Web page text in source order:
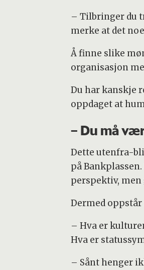
– Tilbringer du
merke at det
Å finne slike
organisasjon
Du har kanskje
oppdaget at
– Du må
Dette utenfra-
på
perspektiv,
Dermed
– Hva er
Hva er
– Sånt henger